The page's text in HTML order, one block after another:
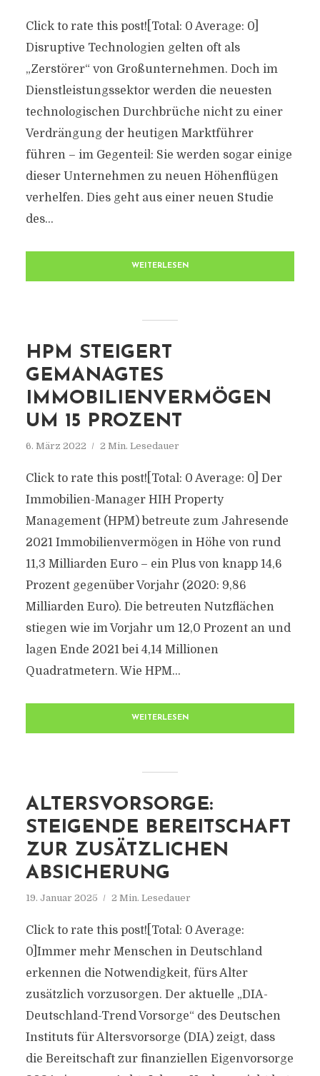
Click to rate this post![Total: 0 Average: 0]
Disruptive Technologien gelten oft als
„Zerstörer“ von Großunternehmen. Doch im
Dienstleistungssektor werden die neuesten
technologischen Durchbrüche nicht zu einer
Verdrängung der heutigen Marktführer
führen – im Gegenteil: Sie werden sogar einige
dieser Unternehmen zu neuen Höhenflügen
verhelfen. Dies geht aus einer neuen Studie
des...
WEITERLESEN
HPM STEIGERT
GEMANAGTES
IMMOBILIENVERMÖGEN
UM 15 PROZENT
6. März 2022 2 Min. Lesedauer
Click to rate this post![Total: 0 Average: 0] Der
Immobilien-Manager HIH Property
Management (HPM) betreute zum Jahresende
2021 Immobilienvermögen in Höhe von rund
11,3 Milliarden Euro – ein Plus von knapp 14,6
Prozent gegenüber Vorjahr (2020: 9,86
Milliarden Euro). Die betreuten Nutzflächen
stiegen wie im Vorjahr um 12,0 Prozent an und
lagen Ende 2021 bei 4,14 Millionen
Quadratmetern. Wie HPM...
WEITERLESEN
ALTERSVORSORGE:
STEIGENDE BEREITSCHAFT
ZUR ZUSÄTZLICHEN
ABSICHERUNG
19. Januar 2025 2 Min. Lesedauer
Click to rate this post![Total: 0 Average:
0]Immer mehr Menschen in Deutschland
erkennen die Notwendigkeit, fürs Alter
zusätzlich vorzusorgen. Der aktuelle „DIA-
Deutschland-Trend Vorsorge“ des Deutschen
Instituts für Altersvorsorge (DIA) zeigt, dass
die Bereitschaft zur finanziellen Eigenvorsorge